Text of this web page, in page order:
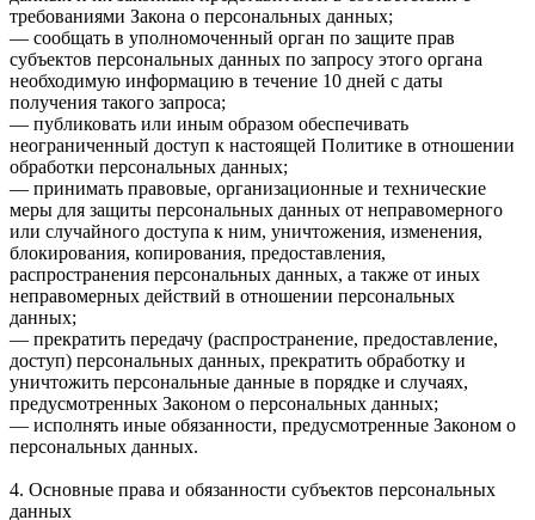
требованиями Закона о персональных данных;
— сообщать в уполномоченный орган по защите прав
субъектов персональных данных по запросу этого органа
необходимую информацию в течение 10 дней с даты
получения такого запроса;
— публиковать или иным образом обеспечивать
неограниченный доступ к настоящей Политике в отношении
обработки персональных данных;
— принимать правовые, организационные и технические
меры для защиты персональных данных от неправомерного
или случайного доступа к ним, уничтожения, изменения,
блокирования, копирования, предоставления,
распространения персональных данных, а также от иных
неправомерных действий в отношении персональных
данных;
— прекратить передачу (распространение, предоставление,
доступ) персональных данных, прекратить обработку и
уничтожить персональные данные в порядке и случаях,
предусмотренных Законом о персональных данных;
— исполнять иные обязанности, предусмотренные Законом о
персональных данных.
4. Основные права и обязанности субъектов персональных
данных